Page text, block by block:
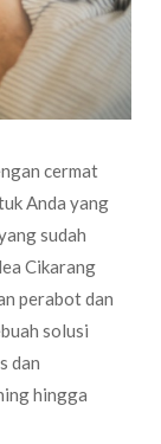
cermat
Anda yang
sudah
Cikarang
perabot dan
solusi
dan
hingga